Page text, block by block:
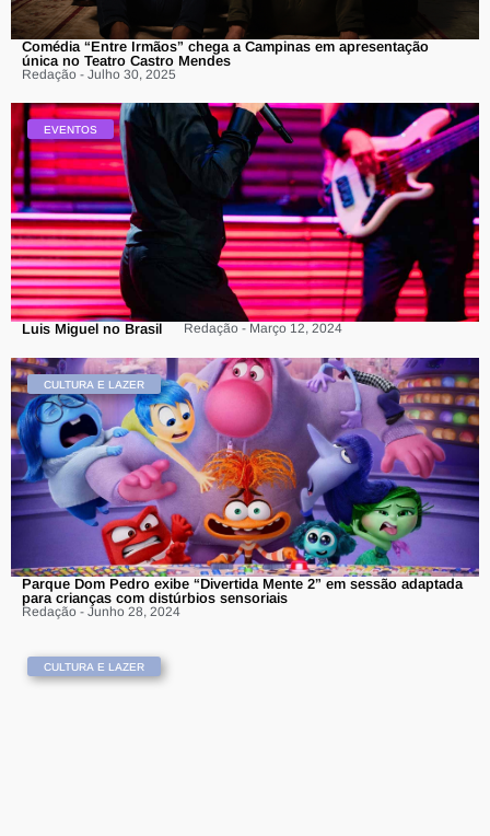
Comédia “Entre Irmãos” chega a Campinas em apresentação
única no Teatro Castro Mendes
Redação - Julho 30, 2025
EVENTOS
Luis Miguel no Brasil Redação - Março 12, 2024
CULTURA E LAZER
Parque Dom Pedro exibe “Divertida Mente 2” em sessão adaptada
para crianças com distúrbios sensoriais
Redação - Junho 28, 2024
CULTURA E LAZER